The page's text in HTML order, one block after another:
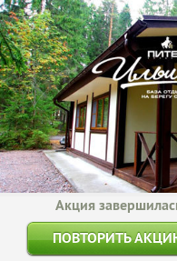
Акция
ПОВТОРИТЬ